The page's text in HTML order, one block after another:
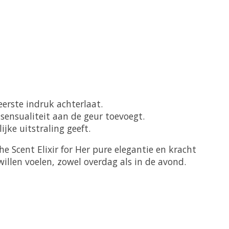
indruk achterlaat.
aan de geur toevoegt.
uitstraling geeft.
Scent Elixir for Her pure elegantie en kracht
voelen, zowel overdag als in de avond.